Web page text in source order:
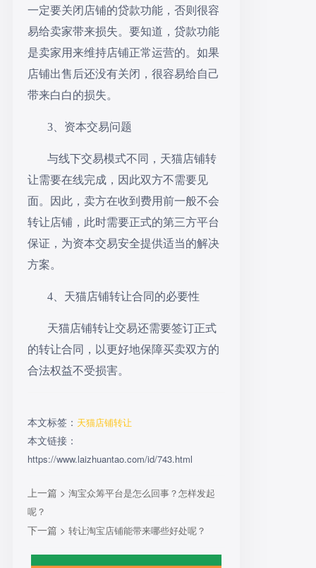
一定要关闭店铺的贷款功能，否则很容
易给卖家带来损失。要知道，贷款功能
是卖家用来维持店铺正常运营的。如果
店铺出售后还没有关闭，很容易给自己
带来白白的损失。
3、资本交易问题
与线下交易模式不同，天猫店铺转
让需要在线完成，因此双方不需要见
面。因此，卖方在收到费用前一般不会
转让店铺，此时需要正式的第三方平台
保证，为资本交易安全提供适当的解决
方案。
4、天猫店铺转让合同的必要性
天猫店铺转让交易还需要签订正式
的转让合同，以更好地保障买卖双方的
合法权益不受损害。
本文标签： 天猫店铺转让
本文链接：
https://www.laizhuantao.com/id/743.html
上一篇 > 淘宝众筹平台是怎么回事？怎样发起
呢？
下一篇 > 转让淘宝店铺能带来哪些好处呢？